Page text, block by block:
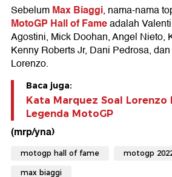
SebelumMax Biaggi, nama-nama
MotoGP Hall of Fameadalah
Agostini, Mick Doohan, Angel Nieto,
Kenny Roberts Jr, Dani Pedrosa,
Lorenzo.
Baca juga:
Kata Marquez Soal Lorenzo
Legenda MotoGP
(mrp/yna)
motogp hall of fame motogp
max biaggi